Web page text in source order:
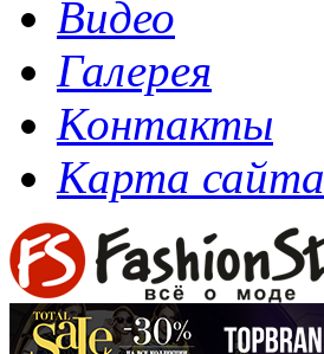
Видео
Галерея
Контакты
Карта сайта